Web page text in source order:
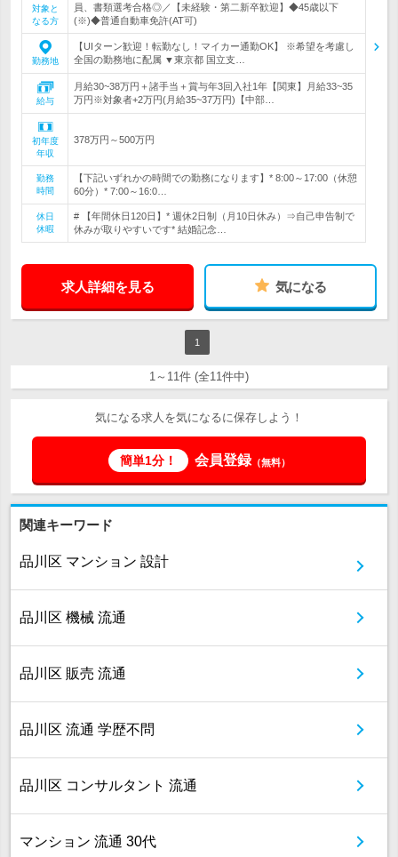
対象と
なる方
員、書類選考合格◎／【未経験・第二新卒歓迎】◆45歳以下
(※)◆普通自動車免許(AT可)
勤務地
【UIターン歓迎！転勤なし！マイカー通勤OK】 ※希望を考慮し
全国の勤務地に配属 ▼東京都 国立支…
給与
月給30~38万円＋諸手当＋賞与年3回入社1年【関東】月給33~35
万円※対象者+2万円(月給35~37万円)【中部…
初年度
年収
378万円～500万円
勤務
時間
【下記いずれかの時間での勤務になります】* 8:00～17:00（休憩
60分）* 7:00～16:0…
休日
休暇
# 【年間休日120日】* 週休2日制（月10日休み）⇒自己申告制で
休みが取りやすいです* 結婚記念…
求人詳細を見る 気になる
1
1～11件 (全11件中)
気になる求人を気になるに保存しよう！
簡単1分！ 会員登録（無料）
関連キーワード
品川区 マンション 設計
品川区 機械 流通
品川区 販売 流通
品川区 流通 学歴不問
品川区 コンサルタント 流通
マンション 流通 30代